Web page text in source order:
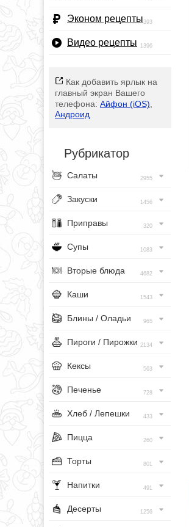
Эконом рецепты393
Видео рецепты 1396
Как добавить ярлык на
главный экран Вашего
телефона: Айфон (iOS)
Андроид
Рубрикатор
Салаты 2955
Закуски 1456
Приправы 320
Супы 1083
Вторые блюда 4682
Каши 1543
Блины / Оладьи 965
Пироги / Пирожки 2134
Кексы 563
Печенье 728
Хлеб / Лепешки 433
Пицца 260
Торты 801
Напитки 491
Десерты 1256